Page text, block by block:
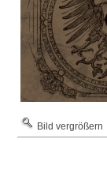
Bild vergrößern